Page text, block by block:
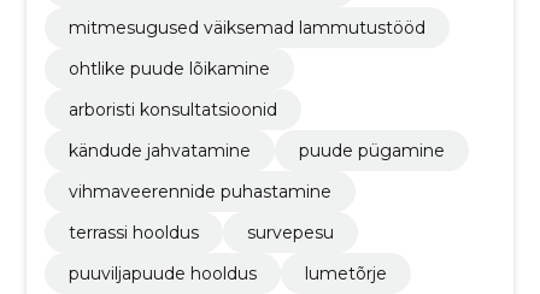
mitmesugused väiksemad lammutustööd
ohtlike puude lõikamine
arboristi konsultatsioonid
kändude jahvatamine
puude pügamine
vihmaveerennide puhastamine
terrassi hooldus
survepesu
puuviljapuude hooldus
lumetõrje